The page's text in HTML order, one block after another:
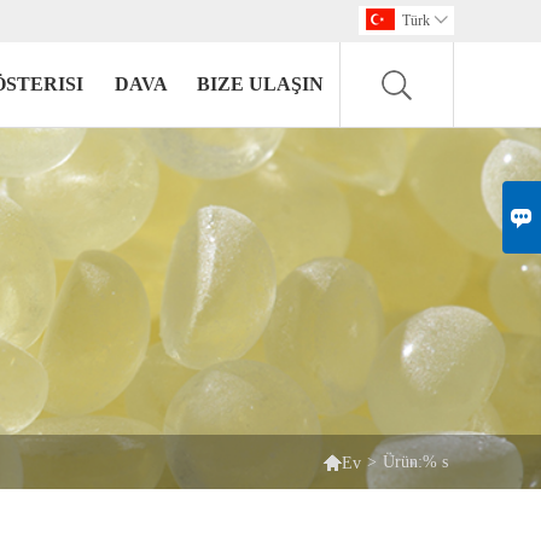

Türk 
DAVA BIZE ULAŞIN
Ev > Ürün:% s